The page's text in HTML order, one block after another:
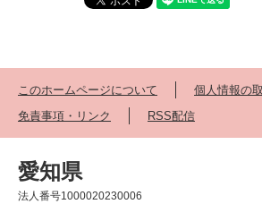
このホームページについて
個人情報の
免責事項・リンク
RSS配信
愛知県
法人番号1000020230006